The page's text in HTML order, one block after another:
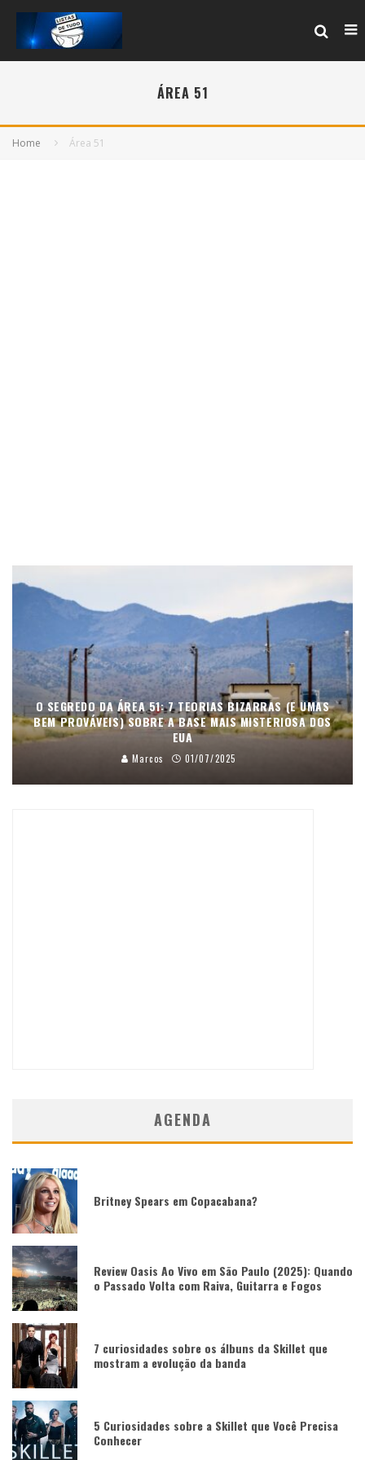
ÁREA 51
Home Área 51
O SEGREDO DA ÁREA 51: 7 TEORIAS BIZARRAS (E UMAS
BEM PROVÁVEIS) SOBRE A BASE MAIS MISTERIOSA DOS
EUA
Marcos 01/07/2025
AGENDA
Britney Spears em Copacabana?
Review Oasis Ao Vivo em São Paulo (2025): Quando
o Passado Volta com Raiva, Guitarra e Fogos
7 curiosidades sobre os álbuns da Skillet que
mostram a evolução da banda
5 Curiosidades sobre a Skillet que Você Precisa
Conhecer